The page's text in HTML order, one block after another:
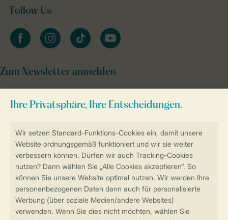
Sicher und schnell zur Online-Buchung
Sichere Datenübertragung
Sicheres Bezahlen
Follow Us
facebookinstagramtiktok youtube
Zum Newsletter anmelden